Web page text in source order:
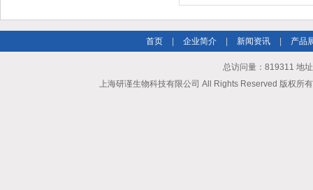
首页 企业简介 新闻资讯 产品
总访问量：819311 地
上海研谨生物科技有限公司 All Rights Reserved 版权所